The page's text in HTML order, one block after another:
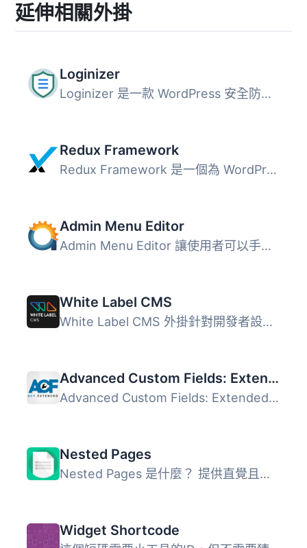
延伸相關外掛
Loginizer
Loginizer 是一款 WordPress 安全防護外掛，主要用於阻擋暴力...
Redux Framework
Redux Framework 是一個為 WordPress 主題和外掛設計的選項框...
Admin Menu Editor
Admin Menu Editor 讓使用者可以手動編輯控制台的選單。使用...
White Label CMS
White Label CMS 外掛針對開發者設計，提供客戶更具個性化且...
Advanced Custom Fields: Extended
Advanced Custom Fields: Extended 是一款針對 ACF Pro 的全...
Nested Pages
Nested Pages 是什麼？ 提供直覺且易於操作的拖放介面，以...
Widget Shortcode